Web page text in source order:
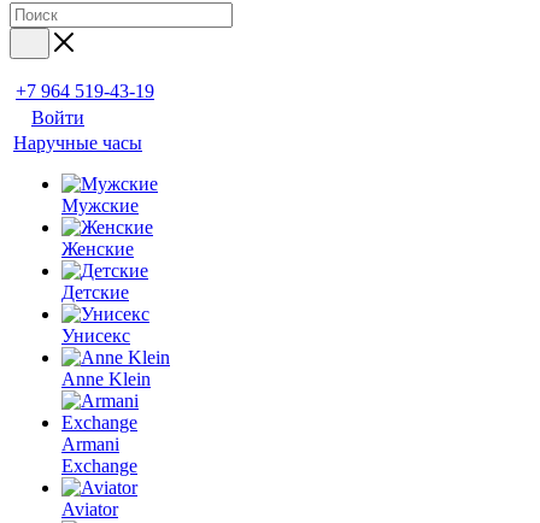
+7 964 519-43-19
Войти
Наручные часы
Мужские
Женские
Детские
Унисекс
Anne Klein
Armani
Exchange
Aviator